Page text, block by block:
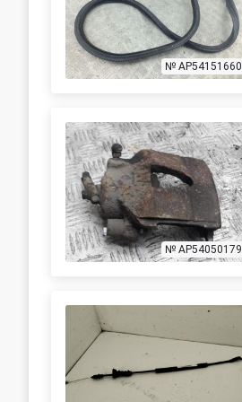
№ AP54151660
№ AP54050179